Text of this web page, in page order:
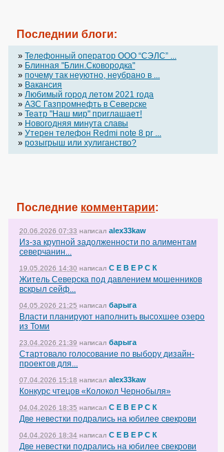
Последнии блоги:
» Телефонный оператор OOO “СЭЛС” ...
» Блинная "Блин.Сковородка"
» почему так неуютно, неубрано в ...
» Вакансия
» Любимый город летом 2021 года
» АЗС Газпромнефть в Северске
» Театр "Наш мир" приглашает!
» Новогодняя минута славы
» Утерен телефон Redmi note 8 pr ...
» розыгрыш или хулиганство?
Последние комментарии:
20.06.2026 07:33 написал alex33kaw
Из-за крупной задолженности по алиментам
северчанин...
19.05.2026 14:30 написал С Е В Е Р С К
Житель Северска под давлением мошенников
вскрыл сейф...
04.05.2026 21:25 написал барыга
Власти планируют наполнить высохшее озеро
из Томи
23.04.2026 21:39 написал барыга
Стартовало голосование по выбору дизайн-
проектов для...
07.04.2026 15:18 написал alex33kaw
Конкурс чтецов «Колокол Чернобыля»
04.04.2026 18:35 написал С Е В Е Р С К
Две невестки подрались на юбилее свекрови
04.04.2026 18:34 написал С Е В Е Р С К
Две невестки подрались на юбилее свекрови